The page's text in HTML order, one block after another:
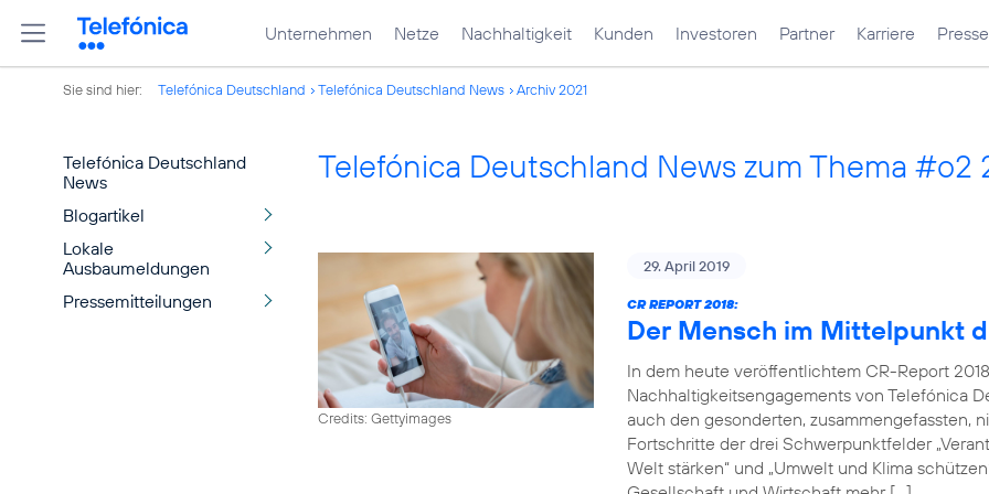
Unternehmen Netze Nachhaltigkeit Kunden Investoren Partner Karriere Presse
Sie sind hier: Telefónica Deutschland Telefónica Deutschland News Archiv 2021
Telefónica Deutschland
News
Blogartikel
Lokale
Ausbaumeldungen
Pressemitteilungen
Telefónica Deutschland News zum Thema #o2
Credits: Gettyimages
29. April 2019
CR REPORT 2018:
Der Mensch im Mittelpunkt
In dem heute veröffentlichtem CR-Report
Nachhaltigkeitsengagements von Telefónica
auch den gesonderten, zusammengefassten,
Fortschritte der drei Schwerpunktfelder
Welt stärken“ und „Umwelt und Klima